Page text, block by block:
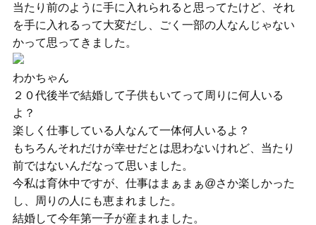
当たり前のように手に入れられると思ってたけど、それ
を手に入れるって大変だし、ごく一部の人なんじゃない
かって思ってきました。
わかちゃん
２０代後半で結婚して子供もいてって周りに何人いる
よ？
楽しく仕事している人なんて一体何人いるよ？
もちろんそれだけが幸せだとは思わないけれど、当たり
前ではないんだなって思いました。
今私は育休中ですが、仕事はまぁまぁ@さか楽しかった
し、周りの人にも恵まれました。
結婚して今年第一子が産まれました。